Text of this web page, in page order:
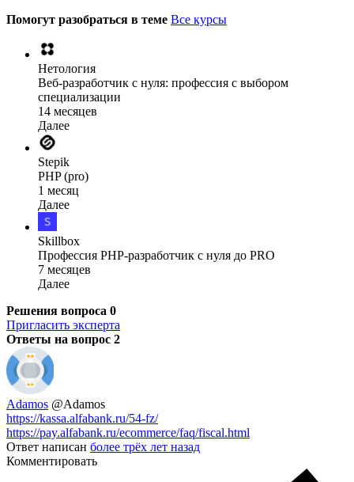
Помогут разобраться в теме Все курсы
Нетология
Веб-разработчик с нуля: профессия с выбором
специализации
14 месяцев
Далее
Stepik
PHP (pro)
1 месяц
Далее
Skillbox
Профессия PHP-разработчик с нуля до PRO
7 месяцев
Далее
Решения вопроса 0
Пригласить эксперта
Ответы на вопрос 2
Adamos @Adamos
https://kassa.alfabank.ru/54-fz/
https://pay.alfabank.ru/ecommerce/faq/fiscal.html
Ответ написан более трёх лет назад
Комментировать